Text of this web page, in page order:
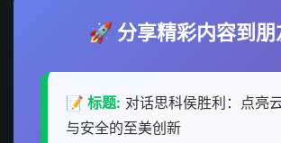
🚀 分享精彩内容到朋
📝 标题: 对话思科侯胜利：点亮
与安全的至美创新